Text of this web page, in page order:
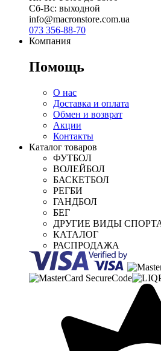
Сб-Вс: выходной
info@macronstore.com.ua
073 356-88-70
Компания
Помощь
О нас
Доставка и оплата
Обмен и возврат
Акции
Контакты
Каталог товаров
ФУТБОЛ
ВОЛЕЙБОЛ
БАСКЕТБОЛ
РЕГБИ
ГАНДБОЛ
БЕГ
ДРУГИЕ ВИДЫ
КАТАЛОГ
РАСПРОДАЖА